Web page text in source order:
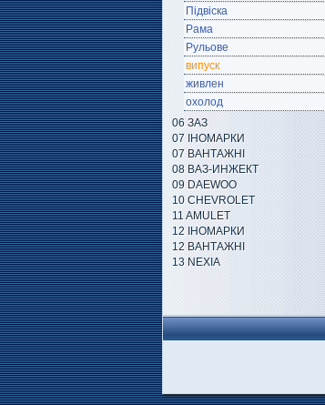
Підвіска
Рама
Рульове
випуск
живлен
охолод
06 ЗАЗ
07 ІНОМАРКИ
07 ВАНТАЖНІ
08 ВАЗ-ИНЖЕКТ
09 DAEWOO
10 CHEVROLET
11 AMULET
12 ІНОМАРКИ
12 ВАНТАЖНІ
13 NEXIA